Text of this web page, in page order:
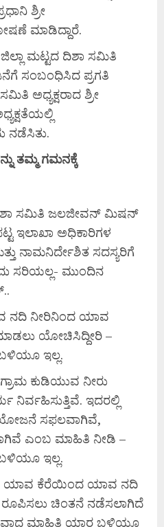
ಶ್ರೀ
ಮಾಡಿದ್ದಾರೆ.
ಮಟ್ಟದ ದಿಶಾ ಸಮಿತಿ
ಸಂಬಂಧಿಸಿದ ಪ್ರಗತಿ
ಅಧ್ಯಕ್ಷರಾದ ಶ್ರೀ
ನಡೆಸಿತು.
ತಮ್ಮಗಮನಕ್ಕೆ
ದಿಶಾ ಸಮಿತಿ ಜಲಜೀವನ್ ಮಿಷನ್
ಇಲಾಖಾ ಅಧಿಕಾರಿಗಳ
ನಾಮನಿರ್ದೇಶಿತ ಸದಸ್ಯರಿಗೆ
ಸರಿಯಲ್ಲ- ಮುಂದಿನ
ನದಿ ನೀರಿನಿಂದ ಯಾವ
ಮಾಡಲು ಯೋಚಿಸಿದ್ದೀರಿ –
ಇಲ್ಲ.
ಕುಡಿಯುವ ನೀರು
ನಿರ್ವಹಿಸುತ್ತಿವೆ. ಇದರಲ್ಲಿ
ಯೋಜನೆ ಸಫಲವಾಗಿವೆ,
ಎಂಬ ಮಾಹಿತಿ ನೀಡಿ –
ಇಲ್ಲ.
ಯಾವ ಕೆರೆಯಿಂದ ಯಾವ ನದಿ
ಚಿಂತನೆ ನಡೆಸಲಾಗಿದೆ
ಮಾಹಿತಿ ಯಾರ ಬಳಿಯೂ